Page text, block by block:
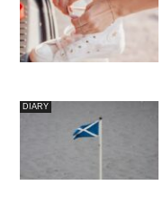
DIARY